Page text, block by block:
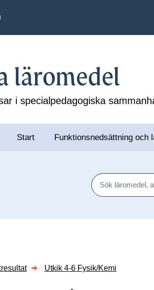
läromedel
i specialpedagogiska
Start Funktionsnedsättning och
Sök
Utkik 4-6 Fysik/Kemi